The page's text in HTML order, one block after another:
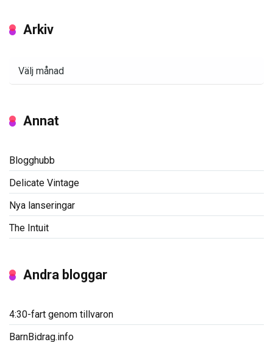
Arkiv
Annat
Blogghubb
Delicate Vintage
Nya lanseringar
The Intuit
Andra bloggar
4:30-fart genom tillvaron
BarnBidrag.info